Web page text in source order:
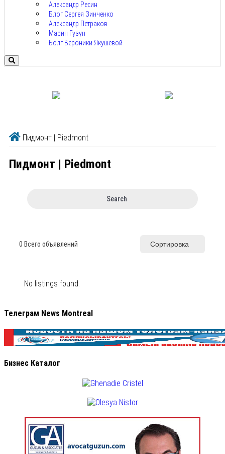
Александр Ресин
Блог Сергея Зинченко
Александр Петраков
Марин Гузун
Болг Вероники Якушевой
Пидмонт | Piedmont
Пидмонт | Piedmont
Search
0 Всего объявлений Сортировка
No listings found.
Телеграм News Montreal
Бизнес Каталог